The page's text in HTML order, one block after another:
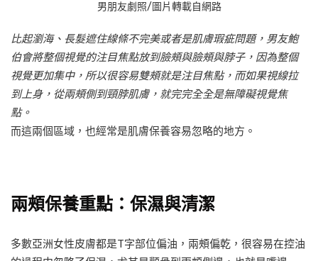
男朋友劇照/圖片轉載自網路
比起瀏海、長髮遮住線條不完美或者是肌膚瑕疵問題，男友鮑
伯會將整個視覺的注目焦點放到臉頰與臉頰與脖子，因為整個
視覺更加集中，所以很容易雙頰就是注目焦點，而如果視線拉
到上身，從兩頰側到頸脖肌膚，就完完全全是無障礙視覺焦
點。
而這兩個區域，也經常是肌膚保養容易忽略的地方。
兩頰保養重點：保濕與清潔
多數亞洲女性皮膚都是T字部位偏油，兩頰偏乾，很容易在控油